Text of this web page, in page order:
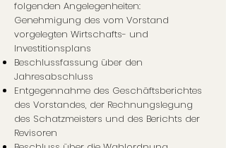
folgenden Angelegenheiten:
Genehmigung des vom Vorstand
vorgelegten Wirtschafts- und
Investitionsplans
Beschlussfassung über den
Jahresabschluss
Entgegennahme des Geschäftsberichtes
des Vorstandes, der Rechnungslegung
des Schatzmeisters und des Berichts der
Revisoren